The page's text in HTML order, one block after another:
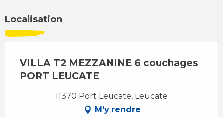
Localisation
VILLA T2 MEZZANINE 6 couchages
PORT LEUCATE
11370 Port Leucate, Leucate
M'y rendre